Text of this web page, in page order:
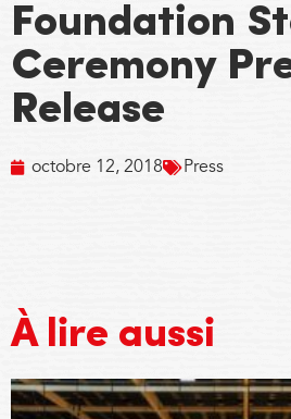
Foundation
Ceremony
Release
octobre 12, 2018 Press
À lire aussi